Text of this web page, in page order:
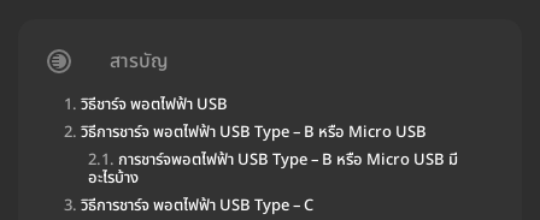
สารบัญ
วิธีชาร์จ พอตไฟฟ้า USB
วิธีการชาร์จ พอตไฟฟ้า USB Type – B หรือ Micro USB
การชาร์จพอตไฟฟ้า USB Type – B หรือ Micro USB มี
อะไรบ้าง
วิธีการชาร์จ พอตไฟฟ้า USB Type – C